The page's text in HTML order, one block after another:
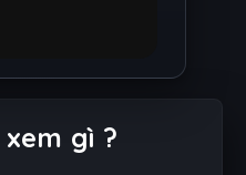
gì ?